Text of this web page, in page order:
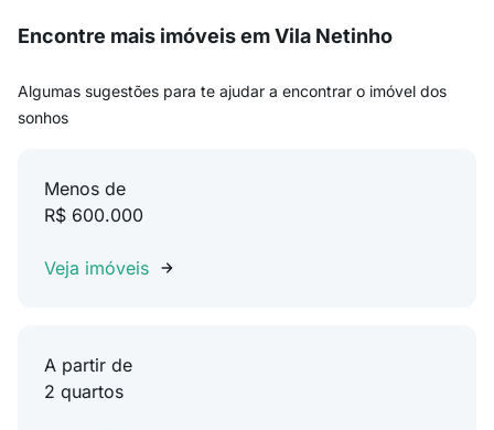
Encontre mais imóveis em Vila Netinho
Algumas sugestões para te ajudar a encontrar o imóvel dos
sonhos
Menos de
R$ 600.000
Veja imóveis
A partir de
2 quartos